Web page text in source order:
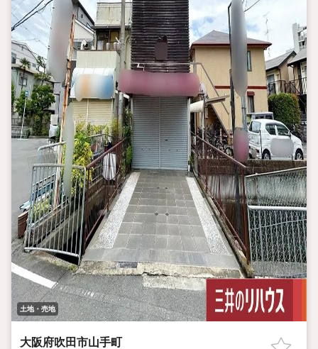
土地・売地
大阪府吹田市山手町